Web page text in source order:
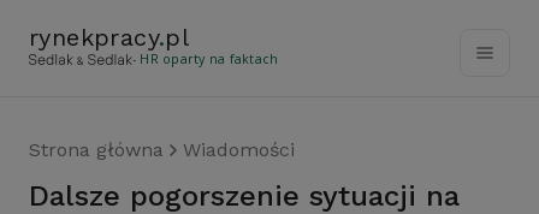
rynekpracy.pl
- HR oparty na faktach
Strona główna Wiadomości
Dalsze pogorszenie sytuacji na